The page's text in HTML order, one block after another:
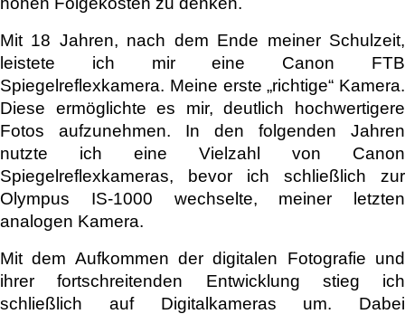
Mit 18 Jahren, nach dem Ende meiner Schulzeit,
leistete ich mir eine Canon FTB
Spiegelreflexkamera. Meine erste „richtige“ Kamera.
Diese ermöglichte es mir, deutlich hochwertigere
Fotos aufzunehmen. In den folgenden Jahren
nutzte ich eine Vielzahl von Canon
Spiegelreflexkameras, bevor ich schließlich zur
Olympus IS-1000 wechselte, meiner letzten
analogen Kamera.
Mit dem Aufkommen der digitalen Fotografie und
ihrer fortschreitenden Entwicklung stieg ich
schließlich auf Digitalkameras um. Dabei